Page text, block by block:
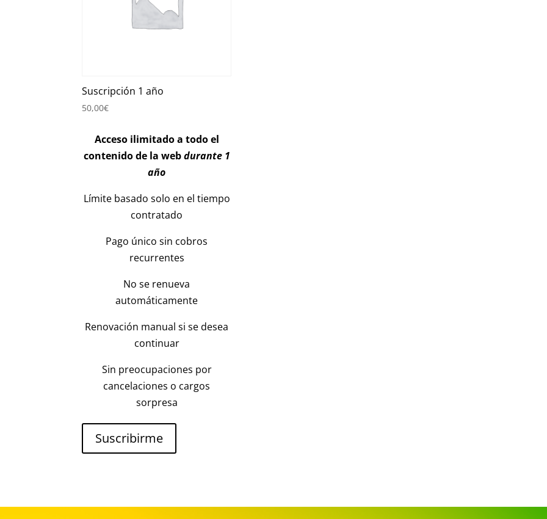
Suscripción 1 año
50,00€
Acceso ilimitado a todo el
contenido de la webdurante 1
año
Límite basado solo en el tiempo
contratado
Pago único sin cobros
recurrentes
No se renueva
automáticamente
Renovación manual si se desea
continuar
Sin preocupaciones por
cancelaciones o cargos
sorpresa
Suscribirme